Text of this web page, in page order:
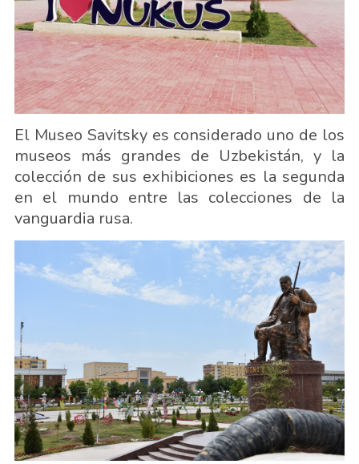
El Museo Savitsky es considerado uno de los
museos más grandes de Uzbekistán, y la
colección de sus exhibiciones es la segunda
en el mundo entre las colecciones de la
vanguardia rusa.